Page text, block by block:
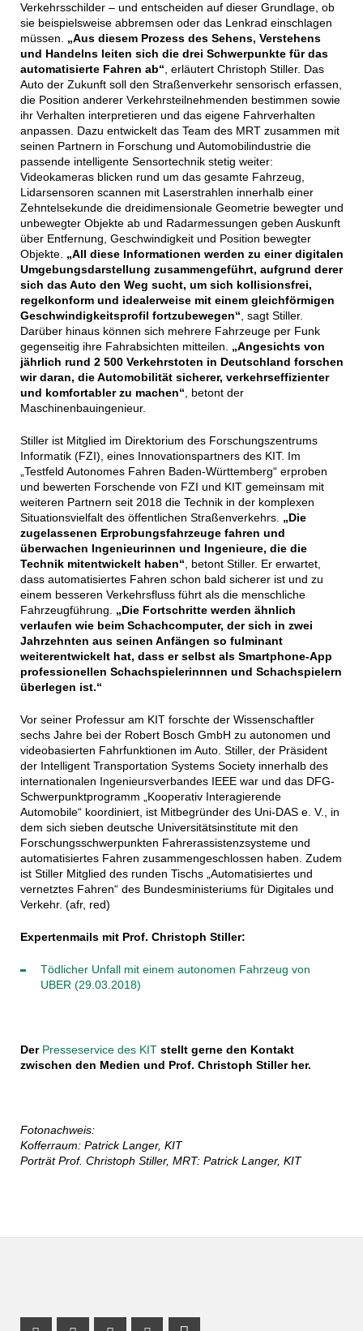
Verkehrsschilder – und entscheiden auf dieser Grundlage, ob
sie beispielsweise abbremsen oder das Lenkrad einschlagen
müssen. „Aus diesem Prozess des Sehens, Verstehens
und Handelns leiten sich die drei Schwerpunkte für das
automatisierte Fahren ab“, erläutert Christoph Stiller. Das
Auto der Zukunft soll den Straßenverkehr sensorisch erfassen,
die Position anderer Verkehrsteilnehmenden bestimmen sowie
ihr Verhalten interpretieren und das eigene Fahrverhalten
anpassen. Dazu entwickelt das Team des MRT zusammen mit
seinen Partnern in Forschung und Automobilindustrie die
passende intelligente Sensortechnik stetig weiter:
Videokameras blicken rund um das gesamte Fahrzeug,
Lidarsensoren scannen mit Laserstrahlen innerhalb einer
Zehntelsekunde die dreidimensionale Geometrie bewegter und
unbewegter Objekte ab und Radarmessungen geben Auskunft
über Entfernung, Geschwindigkeit und Position bewegter
Objekte. „All diese Informationen werden zu einer digitalen
Umgebungsdarstellung zusammengeführt, aufgrund derer
sich das Auto den Weg sucht, um sich kollisionsfrei,
regelkonform und idealerweise mit einem gleichförmigen
Geschwindigkeitsprofil fortzubewegen“, sagt Stiller.
Darüber hinaus können sich mehrere Fahrzeuge per Funk
gegenseitig ihre Fahrabsichten mitteilen. „Angesichts von
jährlich rund 2 500 Verkehrstoten in Deutschland forschen
wir daran, die Automobilität sicherer, verkehrseffizienter
und komfortabler zu machen“, betont der
Maschinenbauingenieur.
Stiller ist Mitglied im Direktorium des Forschungszentrums
Informatik (FZI), eines Innovationspartners des KIT. Im
„Testfeld Autonomes Fahren Baden-Württemberg“ erproben
und bewerten Forschende von FZI und KIT gemeinsam mit
weiteren Partnern seit 2018 die Technik in der komplexen
Situationsvielfalt des öffentlichen Straßenverkehrs. „Die
zugelassenen Erprobungsfahrzeuge fahren und
überwachen Ingenieurinnen und Ingenieure, die die
Technik mitentwickelt haben“, betont Stiller. Er erwartet,
dass automatisiertes Fahren schon bald sicherer ist und zu
einem besseren Verkehrsfluss führt als die menschliche
Fahrzeugführung. „Die Fortschritte werden ähnlich
verlaufen wie beim Schachcomputer, der sich in zwei
Jahrzehnten aus seinen Anfängen so fulminant
weiterentwickelt hat, dass er selbst als Smartphone-App
professionellen Schachspielerinnnen und Schachspielern
überlegen ist.“
Vor seiner Professur am KIT forschte der Wissenschaftler
sechs Jahre bei der Robert Bosch GmbH zu autonomen und
videobasierten Fahrfunktionen im Auto. Stiller, der Präsident
der Intelligent Transportation Systems Society innerhalb des
internationalen Ingenieursverbandes IEEE war und das DFG-
Schwerpunktprogramm „Kooperativ Interagierende
Automobile“ koordiniert, ist Mitbegründer des Uni-DAS e. V., in
dem sich sieben deutsche Universitätsinstitute mit den
Forschungsschwerpunkten Fahrerassistenzsysteme und
automatisiertes Fahren zusammengeschlossen haben. Zudem
ist Stiller Mitglied des runden Tischs „Automatisiertes und
vernetztes Fahren“ des Bundesministeriums für Digitales und
Verkehr. (afr, red)
Expertenmails mit Prof. Christoph Stiller:
Tödlicher Unfall mit einem autonomen Fahrzeug von
UBER (29.03.2018)
Der Presseservice des KITstellt gerne den Kontakt
zwischen den Medien und Prof. Christoph Stiller her.
Fotonachweis:
Kofferraum: Patrick Langer, KIT
Porträt Prof. Christoph Stiller, MRT: Patrick Langer, KIT